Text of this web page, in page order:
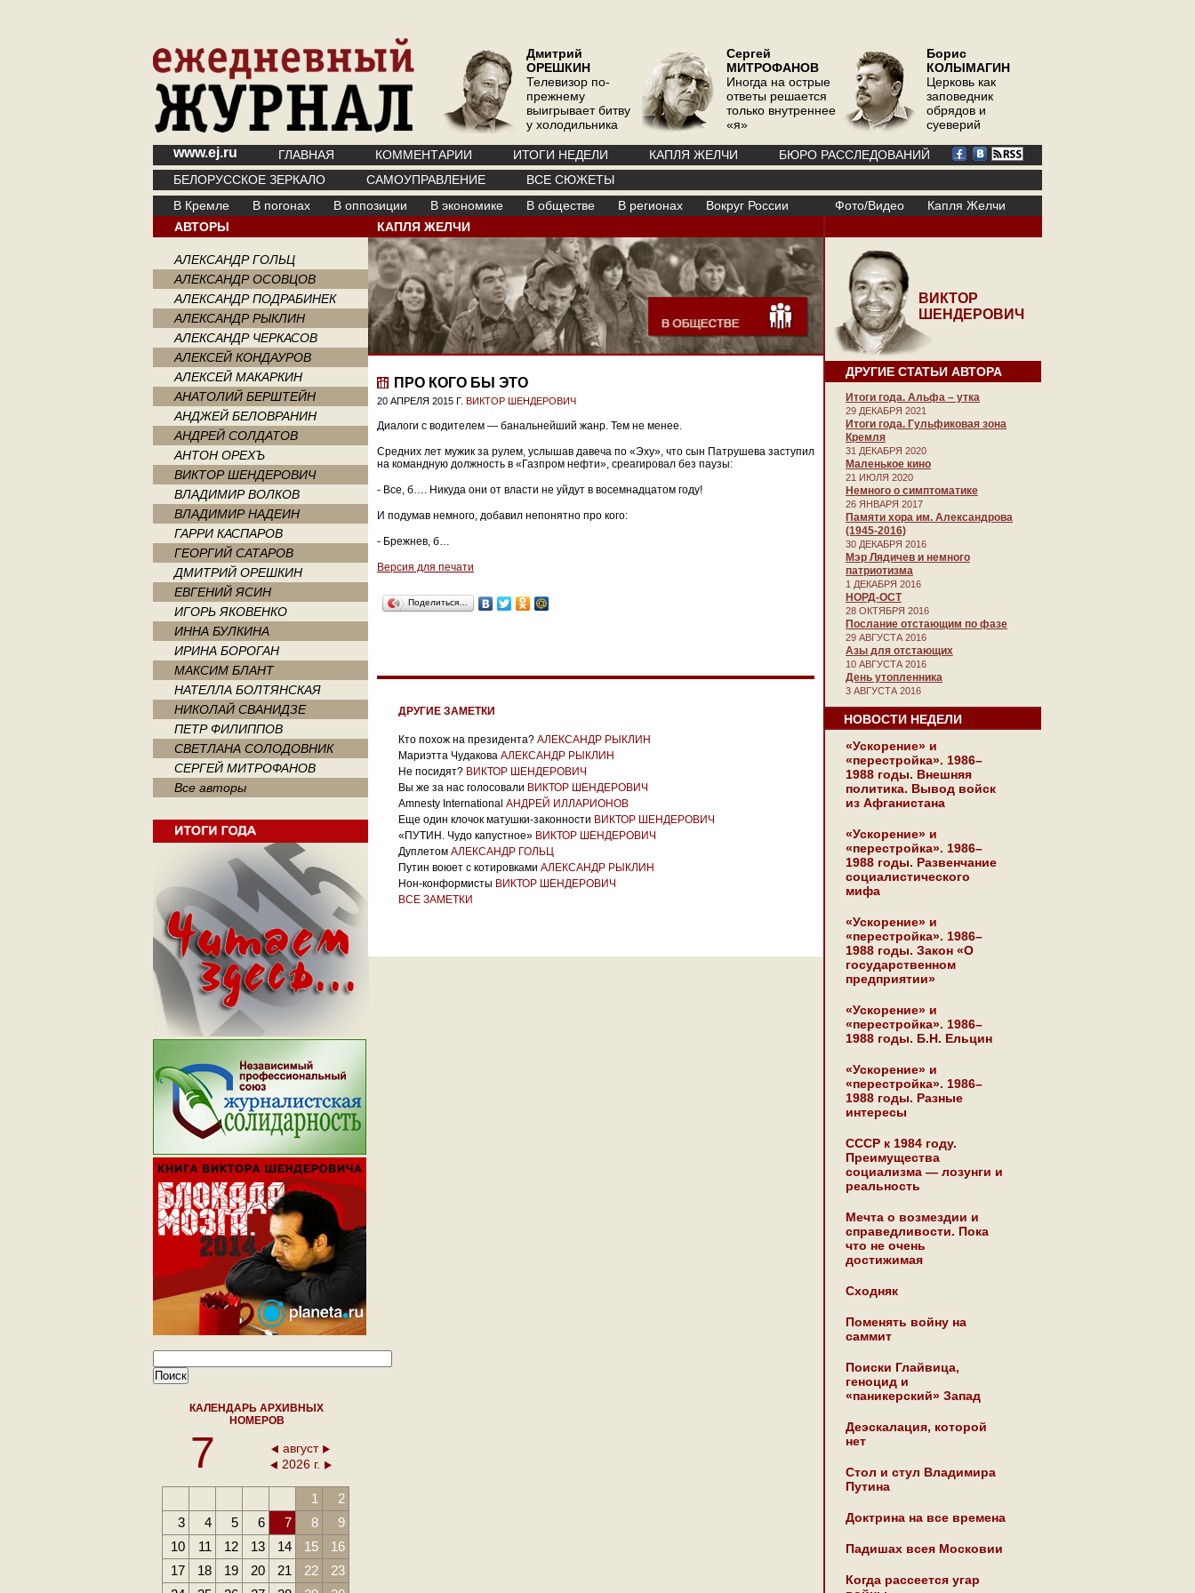
Дмитрий
ОРЕШКИН
Телевизор по-
прежнему
выигрывает битву
у холодильника
Сергей
МИТРОФАНОВ
Иногда на острые
ответы решается
только внутреннее
«я»
Борис
КОЛЫМАГИН
Церковь как
заповедник
обрядов и
суеверий
www.ej.ru ГЛАВНАЯ КОММЕНТАРИИ ИТОГИ НЕДЕЛИ КАПЛЯ ЖЕЛЧИ
БЮРО РАССЛЕДОВАНИЙ
БЕЛОРУССКОЕ ЗЕРКАЛО
САМОУПРАВЛЕНИЕ
ВСЕ СЮЖЕТЫ
В Кремле
В погонах В оппозиции В экономике В обществе В регионах Вокруг России Фото/Видео
Капля Желчи
АВТОРЫ
АЛЕКСАНДР ГОЛЬЦ
АЛЕКСАНДР ОСОВЦОВ
АЛЕКСАНДР ПОДРАБИНЕК
АЛЕКСАНДР РЫКЛИН
АЛЕКСАНДР ЧЕРКАСОВ
АЛЕКСЕЙ КОНДАУРОВ
АЛЕКСЕЙ МАКАРКИН
АНАТОЛИЙ БЕРШТЕЙН
АНДЖЕЙ БЕЛОВРАНИН
АНДРЕЙ СОЛДАТОВ
АНТОН ОРЕХЪ
ВИКТОР ШЕНДЕРОВИЧ
ВЛАДИМИР ВОЛКОВ
ВЛАДИМИР НАДЕИН
ГАРРИ КАСПАРОВ
ГЕОРГИЙ САТАРОВ
ДМИТРИЙ ОРЕШКИН
ЕВГЕНИЙ ЯСИН
ИГОРЬ ЯКОВЕНКО
ИННА БУЛКИНА
ИРИНА БОРОГАН
МАКСИМ БЛАНТ
НАТЕЛЛА БОЛТЯНСКАЯ
НИКОЛАЙ СВАНИДЗЕ
ПЕТР ФИЛИППОВ
СВЕТЛАНА СОЛОДОВНИК
СЕРГЕЙ МИТРОФАНОВ
Все авторы
КАЛЕНДАРЬ АРХИВНЫХ
НОМЕРОВ
7
август
2026 г.
1
2
3
4 5 6 7 8
9
10
11 12 13 14 15
16
17
18 19 20 21 22
23
КАПЛЯ ЖЕЛЧИ
ПРО КОГО БЫ ЭТО
20 АПРЕЛЯ 2015 Г. ВИКТОР ШЕНДЕРОВИЧ
Диалоги с водителем — банальнейший жанр. Тем не менее.
Средних лет мужик за рулем, услышав давеча по «Эху», что сын Патрушева заступил
на командную должность в «Газпром нефти», среагировал без паузы:
- Все, б…. Никуда они от власти не уйдут в восемнадцатом году!
И подумав немного, добавил непонятно про кого:
- Брежнев, б…
Версия для печати
Поделиться…
ДРУГИЕ ЗАМЕТКИ
Кто похож на президента? АЛЕКСАНДР РЫКЛИН
Мариэтта Чудакова АЛЕКСАНДР РЫКЛИН
Не посидят? ВИКТОР ШЕНДЕРОВИЧ
Вы же за нас голосовали ВИКТОР ШЕНДЕРОВИЧ
Amnesty International АНДРЕЙ ИЛЛАРИОНОВ
Еще один клочок матушки-законности ВИКТОР ШЕНДЕРОВИЧ
«ПУТИН. Чудо капустное» ВИКТОР ШЕНДЕРОВИЧ
Дуплетом АЛЕКСАНДР ГОЛЬЦ
Путин воюет с котировками АЛЕКСАНДР РЫКЛИН
Нон-конформисты ВИКТОР ШЕНДЕРОВИЧ
ВСЕ ЗАМЕТКИ
ВИКТОР
ШЕНДЕРОВИЧ
ДРУГИЕ СТАТЬИ АВТОРА
Итоги года. Альфа – утка
29 ДЕКАБРЯ 2021
Итоги года. Гульфиковая зона
Кремля
31 ДЕКАБРЯ 2020
Маленькое кино
21 ИЮЛЯ 2020
Немного о симптоматике
26 ЯНВАРЯ 2017
Памяти хора им. Александрова
(1945-2016)
30 ДЕКАБРЯ 2016
Мэр Лядичев и немного
патриотизма
1 ДЕКАБРЯ 2016
НОРД-ОСТ
28 ОКТЯБРЯ 2016
Послание отстающим по фазе
29 АВГУСТА 2016
Азы для отстающих
10 АВГУСТА 2016
День утопленника
3 АВГУСТА 2016
НОВОСТИ НЕДЕЛИ
«Ускорение» и
«перестройка». 1986–
1988 годы. Внешняя
политика. Вывод войск
из Афганистана
«Ускорение» и
«перестройка». 1986–
1988 годы. Развенчание
социалистического
мифа
«Ускорение» и
«перестройка». 1986–
1988 годы. Закон «О
государственном
предприятии»
«Ускорение» и
«перестройка». 1986–
1988 годы. Б.Н. Ельцин
«Ускорение» и
«перестройка». 1986–
1988 годы. Разные
интересы
СССР к 1984 году.
Преимущества
социализма — лозунги и
реальность
Мечта о возмездии и
справедливости. Пока
что не очень
достижимая
Сходняк
Поменять войну на
саммит
Поиски Глайвица,
геноцид и
«паникерский» Запад
Деэскалация, которой
нет
Стол и стул Владимира
Путина
Доктрина на все времена
Падишах всея Московии
Когда рассеется угар